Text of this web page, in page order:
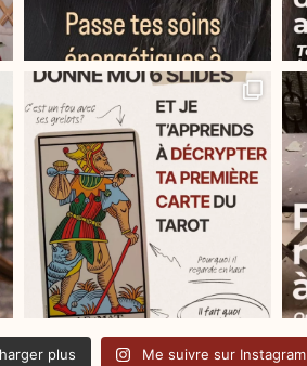
plus Me suivre sur Instagram